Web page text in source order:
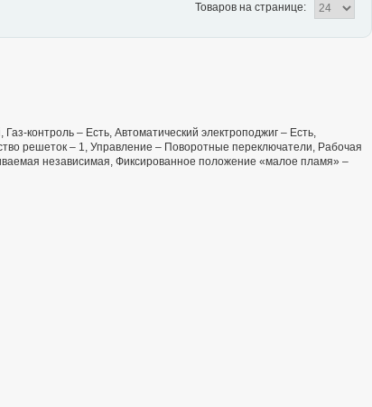
Товаров на странице:
контроль – Есть, Автоматический электроподжиг – Есть,
решеток – 1, Управление – Поворотные переключатели, Рабочая
независимая, Фиксированное положение «малое пламя» –